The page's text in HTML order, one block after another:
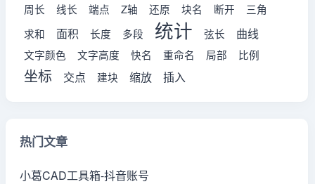
周长
线长 端点 Z轴 还原 块名 断开
三角
求和
面积 长度 多段 统计 弦长 曲线
文字颜色 文字高度 快名 重命名 局部 比例
坐标 交点 建块 缩放 插入
热门文章
小葛CAD工具箱-抖音账号